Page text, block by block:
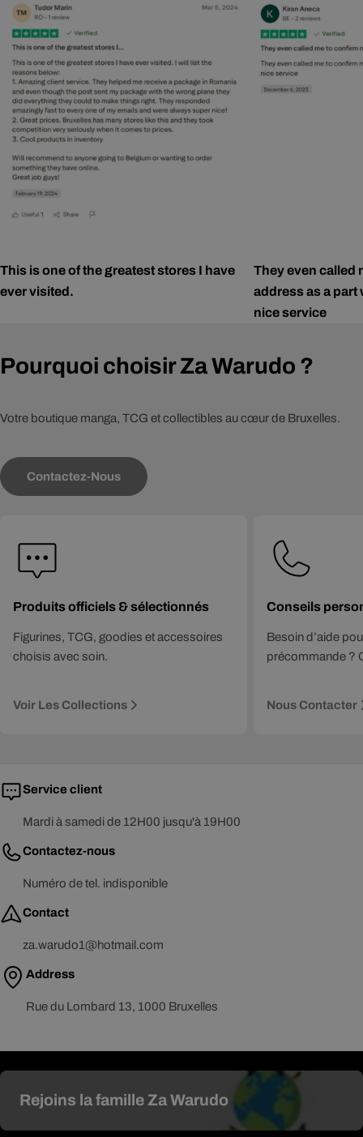
This is one of the greatest stores I have
ever visited.
They even called
address as a part
nice service
Pourquoi choisir Za Warudo ?
Votre boutique manga, TCG et collectibles au cœur de Bruxelles.
Contactez-Nous
Produits officiels & sélectionnés
Figurines, TCG, goodies et accessoires
choisis avec soin.
Voir Les Collections
Conseils
Besoin d’aide
précommande ?
Nous Contacter
Service client
Mardi à samedi de 12H00 jusqu'à 19H00
Contactez-nous
Numéro de tel. indisponible
Contact
za.warudo1@hotmail.com
Address
Rue du Lombard 13, 1000 Bruxelles
Rejoins la famille Za Warudo